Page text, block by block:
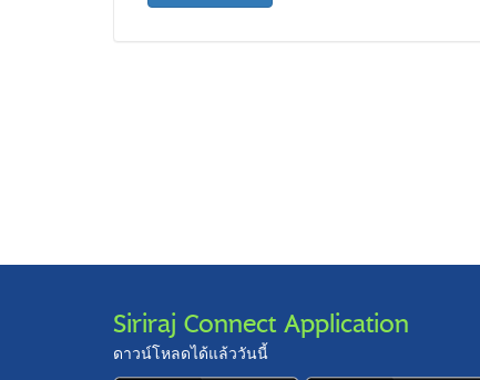
Siriraj Connect Application
ดาวน์โหลดได้แล้ววันนี้